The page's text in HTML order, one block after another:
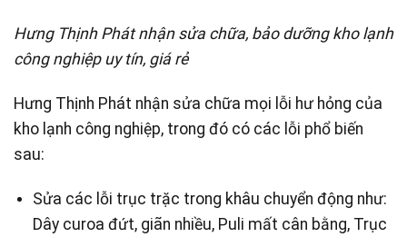
Hưng Thịnh Phát nhận sửa chữa, bảo dưỡng kho lạnh
công nghiệp uy tín, giá rẻ
Hưng Thịnh Phát nhận sửa chữa mọi lỗi hư hỏng của
kho lạnh công nghiệp, trong đó có các lỗi phổ biến
sau:
Sửa các lỗi trục trặc trong khâu chuyển động như:
Dây curoa đứt, giãn nhiều, Puli mất cân bằng, Trục